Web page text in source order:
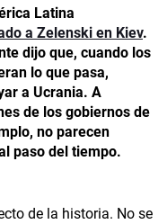
Latina
a Zelenski en Kiev.
dijo que, cuando los
lo que pasa,
a Ucrania. A
de los gobiernos de
no parecen
paso del tiempo.
de la historia. No se